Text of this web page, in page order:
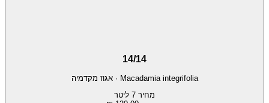
14/14
Macadamia integrifolia
·אגוז מקדמיה
מחיר 7 ליטר